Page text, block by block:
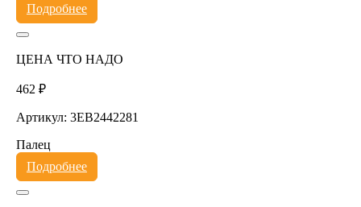
Подробнее
ЦЕНА ЧТО НАДО
462 ₽
Артикул: 3EB2442281
Палец
Подробнее